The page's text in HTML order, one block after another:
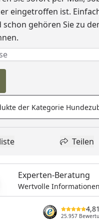
eingetroffen ist.
gehören Sie zu
erforderlich
der Kategorie
zur WunschlisteTeilen
Teilen
Experten-Beratung
Wertvolle
4,81
25.957